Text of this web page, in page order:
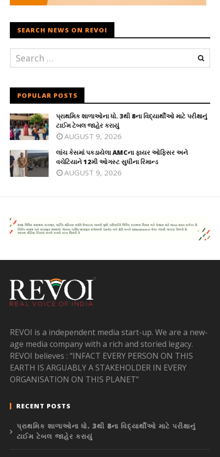
SEARCH NEWS ON REVOI
POPULAR POSTS
પ્રાથમિક શાળાઓના ધો. 3થી 8ના વિદ્યાર્થીઓ માટે પરીક્ષાનું
ટાઈમ ટેબલ જાહેર કરાયું
AUGUST 9, 2026
લાંચ કેસમાં પકડાયેલા AMCના ફાયર ઓફિસર અને
વચેટિયાને 12મી ઓગસ્ટ સુધીના રિમાન્ડ
AUGUST 9, 2026
REVOI is a independent media start-up. We are a new-
age media company with a rich and storied legacy.
REVOI believes : “INFACT EVERY PERSON ON THIS
EARTH IS ARGUABLY A STAKEHOLDER IN EVERY
ORGANISATION ON THIS PLANET”
RECENT POSTS
પ્રાથમિક શાળાઓના ધો. 3થી 8ના વિદ્યાર્થીઓ માટે પરીક્ષાનું
ટાઈમ ટેબલ જાહેર કરાયું